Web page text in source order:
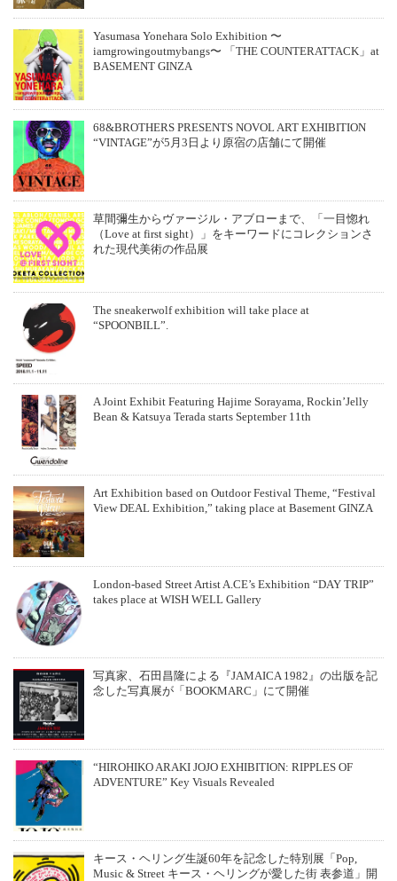
Yasumasa Yonehara Solo Exhibition 〜
iamgrowingoutmybangs〜 「THE COUNTERATTACK」at
BASEMENT GINZA
68&BROTHERS PRESENTS NOVOL ART EXHIBITION
“VINTAGE”が5月3日より原宿の店舗にて開催
草間彌生からヴァージル・アブローまで、「一目惚れ
（Love at first sight）」をキーワードにコレクションさ
れた現代美術の作品展
The sneakerwolf exhibition will take place at
“SPOONBILL”.
A Joint Exhibit Featuring Hajime Sorayama, Rockin’Jelly
Bean & Katsuya Terada starts September 11th
Art Exhibition based on Outdoor Festival Theme, “Festival
View DEAL Exhibition,” taking place at Basement GINZA
London-based Street Artist A.CE’s Exhibition “DAY TRIP”
takes place at WISH WELL Gallery
写真家、石田昌隆による『JAMAICA 1982』の出版を記
念した写真展が「BOOKMARC」にて開催
“HIROHIKO ARAKI JOJO EXHIBITION: RIPPLES OF
ADVENTURE” Key Visuals Revealed
キース・ヘリング⽣誕60年を記念した特別展「Pop,
Music & Street キース・ヘリングが愛した街 表参道」開